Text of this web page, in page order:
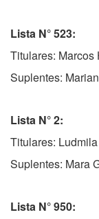
Lista N° 523:
Titulares:
Suplentes:
Lista N° 2:
Titulares:
Suplentes: Mara
Lista N° 950: